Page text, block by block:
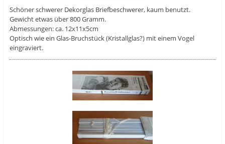
Schöner schwerer Dekorglas Briefbeschwerer, kaum benutzt.
Gewicht etwas über 800 Gramm.
Abmessungen: ca. 12x11x5cm
Optisch wie ein Glas-Bruchstück (Kristallglas?) mit einem Vogel
eingraviert.